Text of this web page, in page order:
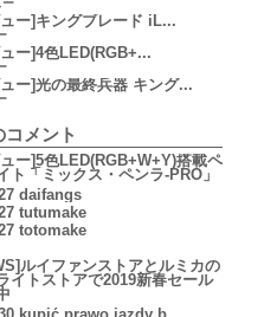
ー]キングブレード iL...
ー]4色LED(RGB+...
ー]光の最終兵器 キング...
コメント
ー]5色LED(RGB+W+Y)搭載ペ
ト「ミックス・ペンラ-PRO」
daifangs
tutumake
totomake
ルイファンストアとルミカの
イトストアで2019新春セール